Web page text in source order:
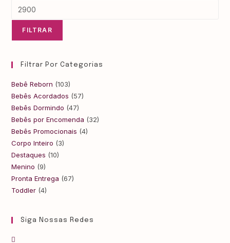
FILTRAR
Filtrar Por Categorias
Bebê Reborn (103)
Bebês Acordados (57)
Bebês Dormindo (47)
Bebês por Encomenda (32)
Bebês Promocionais (4)
Corpo Inteiro (3)
Destaques (10)
Menino (9)
Pronta Entrega (67)
Toddler (4)
Siga Nossas Redes